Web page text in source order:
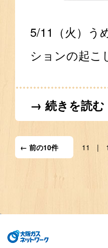
5/11（火）う
ションの起こ
→ 続きを読む
← 前の10件 11